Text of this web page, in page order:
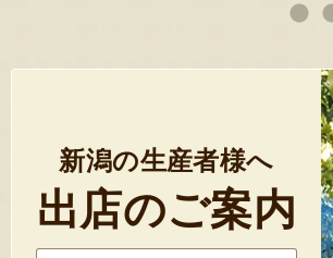
新潟の生産者様へ
出店のご案内